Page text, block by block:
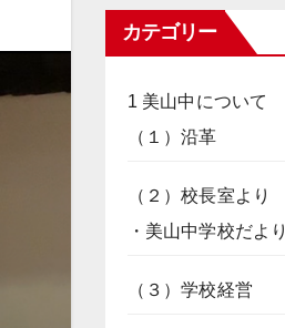
カテゴリー
1 美山中について
（１）沿革
（２）校長室より
・美山中学校だより
（３）学校経営